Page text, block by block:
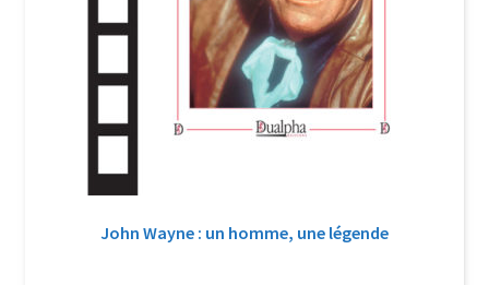
John Wayne : un homme, une légende